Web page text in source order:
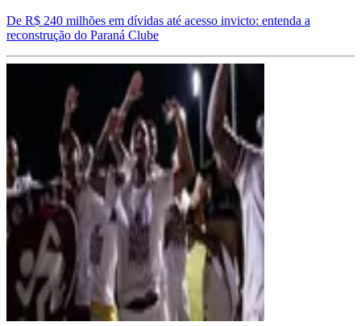
De R$ 240 milhões em dívidas até acesso invicto: entenda a
reconstrução do Paraná Clube